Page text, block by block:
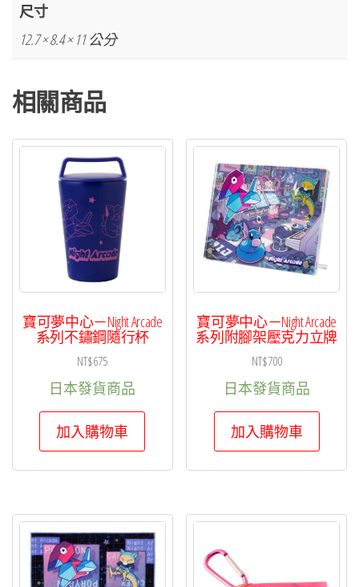
尺寸
12.7 × 8.4 × 11 公分
相關商品
寶可夢中心－Night Arcade
系列不鏽鋼隨行杯
NT$675
日本發貨商品
加入購物車
寶可夢中心－Night Arcade
系列附腳架壓克力立牌
NT$700
日本發貨商品
加入購物車